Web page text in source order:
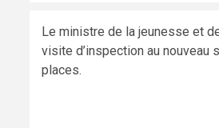
Le ministre de la jeunesse et
visite d’inspection au nouveau
places.